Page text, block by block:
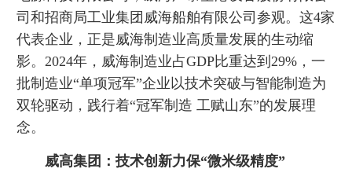
司和招商局工业集团威海船舶有限公司参观。这4家
代表企业，正是威海制造业高质量发展的生动缩
影。2024年，威海制造业占GDP比重达到29%，一
批制造业“单项冠军”企业以技术突破与智能制造为
双轮驱动，践行着“冠军制造 工赋山东”的发展理
念。
威高集团：技术创新力保“微米级精度”